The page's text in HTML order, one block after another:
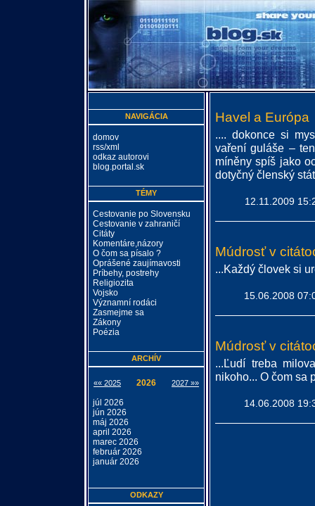
Havel a Európa
.... dokonce si
vaření guláše –
míněny spíš jako
dotyčný členský
12.11.2009
Múdrosť v
...Každý človek si
15.06.2008
Múdrosť v
...Ľudí treba
nikoho... O čom sa
14.06.2008
NAVIGÁCIA
domov
rss/xml
odkaz autorovi
blog.portal.sk
TÉMY
Cestovanie po Slovensku
Cestovanie v zahraničí
Citáty
Komentáre,názory
O čom sa písalo ?
Oprášené zaujímavosti
Príbehy, postrehy
Religiozita
Vojsko
Významní rodáci
Zasmejme sa
Zákony
Poézia
ARCHÍV
«« 2025 2026 2027 »»
júl 2026
jún 2026
máj 2026
april 2026
marec 2026
február 2026
január 2026
ODKAZY